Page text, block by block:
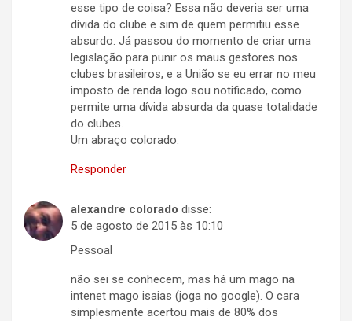
esse tipo de coisa? Essa não deveria ser uma
dívida do clube e sim de quem permitiu esse
absurdo. Já passou do momento de criar uma
legislação para punir os maus gestores nos
clubes brasileiros, e a União se eu errar no meu
imposto de renda logo sou notificado, como
permite uma dívida absurda da quase totalidade
do clubes.
Um abraço colorado.
Responder
alexandre colorado disse:
5 de agosto de 2015 às 10:10
Pessoal
não sei se conhecem, mas há um mago na
intenet mago isaias (joga no google). O cara
simplesmente acertou mais de 80% dos